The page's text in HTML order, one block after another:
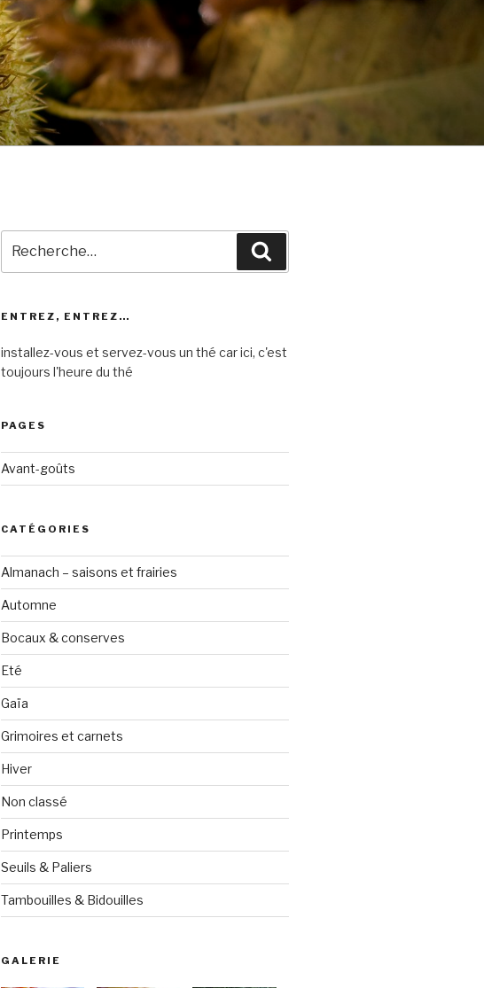
pour
:
ENTREZ, ENTREZ…
installez-vous et servez-vous un thé car ici, c'est
toujours l'heure du thé
PAGES
Avant-goûts
CATÉGORIES
Almanach – saisons et frairies
Automne
Bocaux & conserves
Eté
Gaïa
Grimoires et carnets
Hiver
Non classé
Printemps
Seuils & Paliers
Tambouilles & Bidouilles
GALERIE